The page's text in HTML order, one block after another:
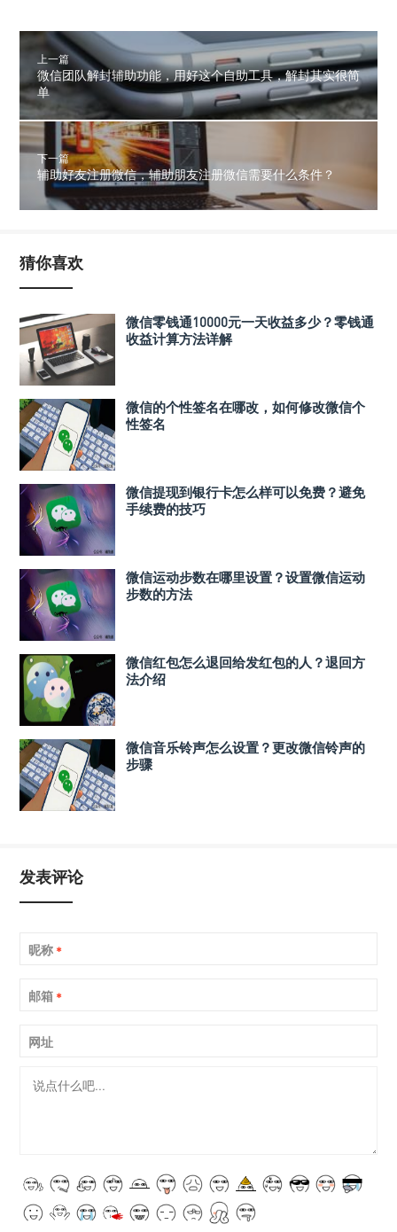
上一篇
微信团队解封辅助功能，用好这个自助工具，解封其实很简
单
下一篇
辅助好友注册微信，辅助朋友注册微信需要什么条件？
猜你喜欢
微信零钱通10000元一天收益多少？零钱通
收益计算方法详解
微信的个性签名在哪改，如何修改微信个
性签名
微信提现到银行卡怎么样可以免费？避免
手续费的技巧
微信运动步数在哪里设置？设置微信运动
步数的方法
微信红包怎么退回给发红包的人？退回方
法介绍
微信音乐铃声怎么设置？更改微信铃声的
步骤
发表评论
昵称 *
邮箱 *
网址